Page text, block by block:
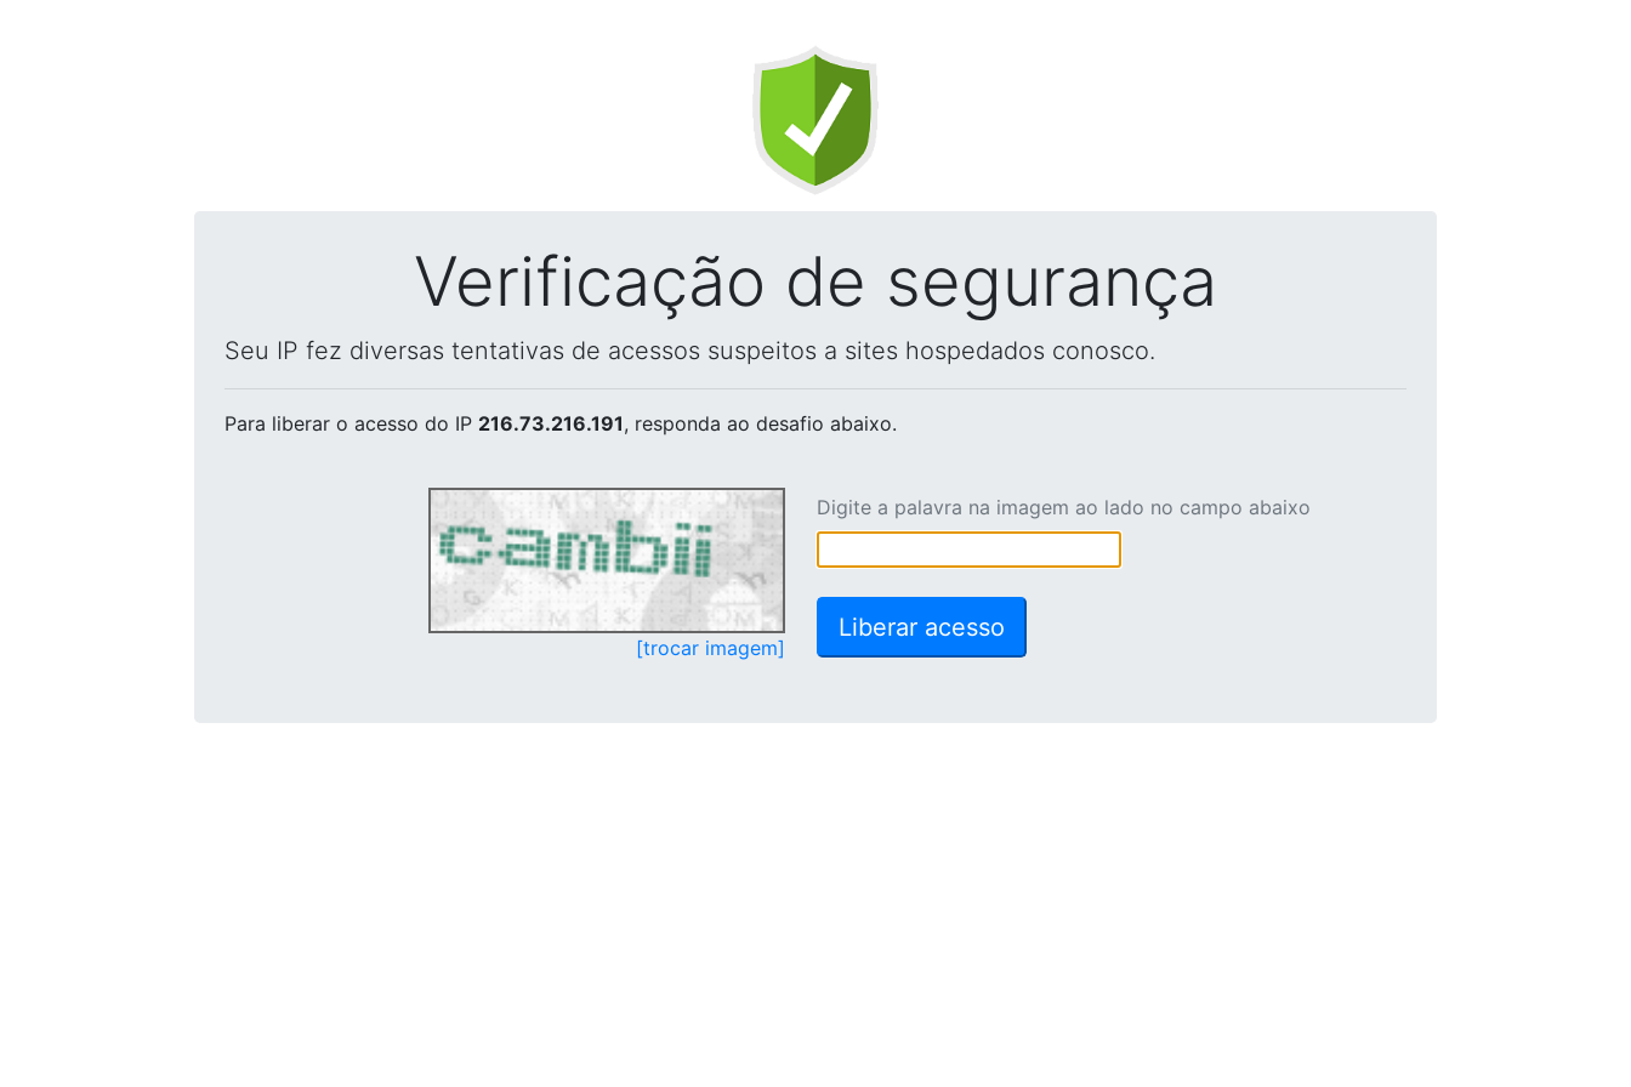
Verificação de segurança
Seu IP fez diversas tentativas de acessos suspeitos a sites hospedados conosco.
Para liberar o acesso do IP 216.73.216.191, responda ao desafio abaixo.
[trocar imagem]
Digite a palavra na imagem ao lado no campo abaixo